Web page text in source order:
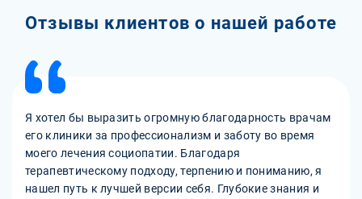
Отзывы клиентов о нашей работе
Я хотел бы выразить огромную благодарность врачам
его клиники за профессионализм и заботу во время
моего лечения социопатии. Благодаря
терапевтическому подходу, терпению и пониманию, я
нашел путь к лучшей версии себя. Глубокие знания и